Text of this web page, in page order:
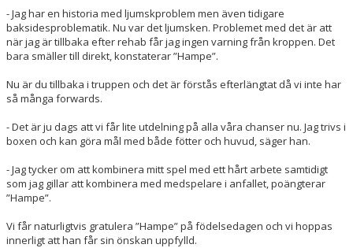
- Jag har en historia med ljumskproblem men även tidigare
baksidesproblematik. Nu var det ljumsken. Problemet med det är att
när jag är tillbaka efter rehab får jag ingen varning från kroppen. Det
bara smäller till direkt, konstaterar ”Hampe”.
Nu är du tillbaka i truppen och det är förstås efterlängtat då vi inte har
så många forwards.
- Det är ju dags att vi får lite utdelning på alla våra chanser nu. Jag trivs i
boxen och kan göra mål med både fötter och huvud, säger han.
- Jag tycker om att kombinera mitt spel med ett hårt arbete samtidigt
som jag gillar att kombinera med medspelare i anfallet, poängterar
”Hampe”.
Vi får naturligtvis gratulera ”Hampe” på födelsedagen och vi hoppas
innerligt att han får sin önskan uppfylld.